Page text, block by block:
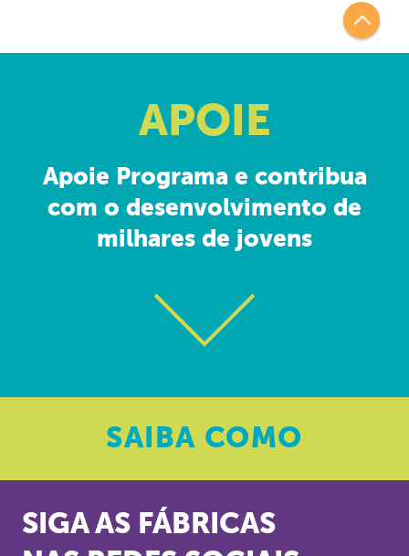
APOIE
Apoie Programa e contribua
com o desenvolvimento de
milhares de jovens
SAIBA COMO
SIGA AS FÁBRICAS